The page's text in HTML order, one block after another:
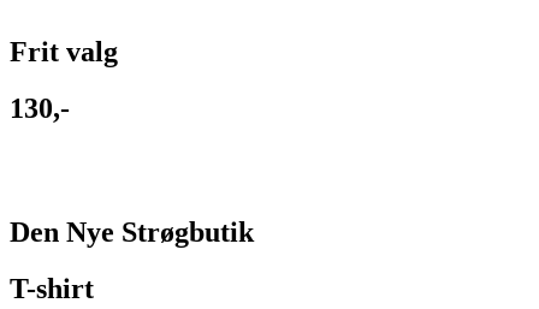
Frit valg
130,-
Den Nye Strøgbutik
T-shirt